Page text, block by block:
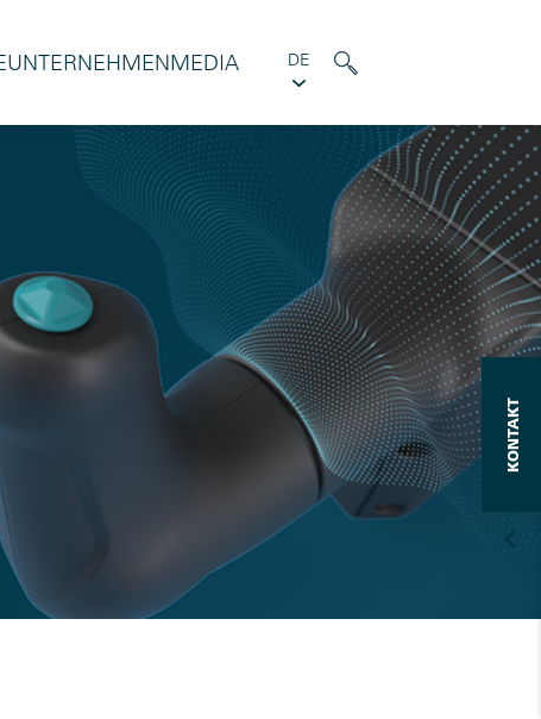
UNTERNEHMENMEDIA DE
KONTAKT